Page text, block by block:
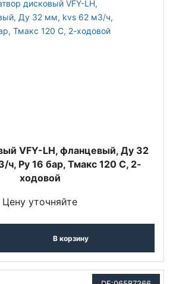
VFY-LH, фланцевый, Ду 32
ч, Py 16 бар, Тмакс 120 С, 2-
ходовой
Цену уточняйте
В корзину